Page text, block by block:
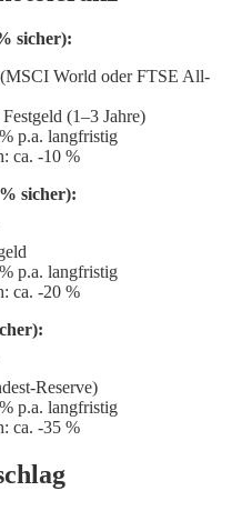
sicher):
World oder FTSE All-
(1–3 Jahre)
p.a. langfristig
ca. -10 %
sicher):
p.a. langfristig
ca. -20 %
Reserve)
p.a. langfristig
ca. -35 %